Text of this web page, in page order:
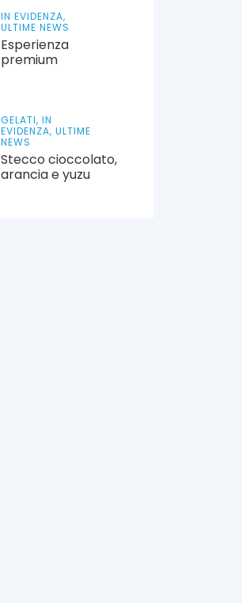
IN EVIDENZA,
ULTIME NEWS
Esperienza
premium
GELATI, IN
EVIDENZA, ULTIME
NEWS
Stecco cioccolato,
arancia e yuzu